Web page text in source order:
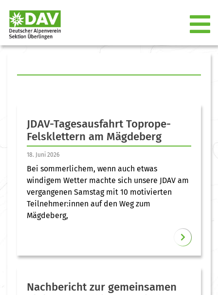
JDAV-Tagesausfahrt Toprope-
Felsklettern am Mägdeberg
18. Juni 2026
Bei sommerlichem, wenn auch etwas
windigem Wetter machte sich unsere JDAV am
vergangenen Samstag mit 10 motivierten
Teilnehmer:innen auf den Weg zum
Mägdeberg,
Nachbericht zur gemeinsamen